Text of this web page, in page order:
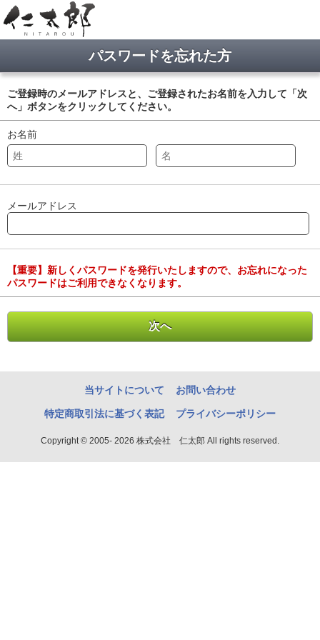
パスワードを忘れた方
ご登録時のメールアドレスと、ご登録されたお名前を入力して「次
へ」ボタンをクリックしてください。
お名前
メールアドレス
【重要】新しくパスワードを発行いたしますので、お忘れになった
パスワードはご利用できなくなります。
当サイトについて お問い合わせ
特定商取引法に基づく表記 プライバシーポリシー
Copyright © 2005- 2026 株式会社 仁太郎 All rights reserved.